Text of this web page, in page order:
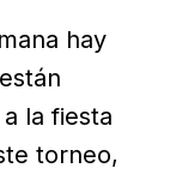
hay
la fiesta
torneo,